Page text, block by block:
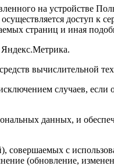
на устройстве
доступ к
страниц и иная
Яндекс.Метрика.
вычислительной
случаев, если
данных, и
с
(обновление,